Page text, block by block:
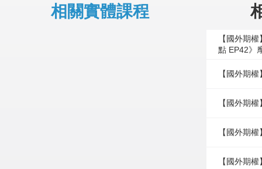
相關實體課程
【國外期
點 EP42》
【國外期
【國外期
【國外期
【國外期